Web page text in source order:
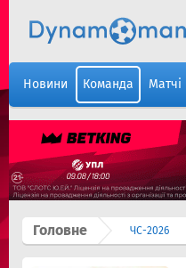
Новини Команда Матчі
Головне ЧС-2026